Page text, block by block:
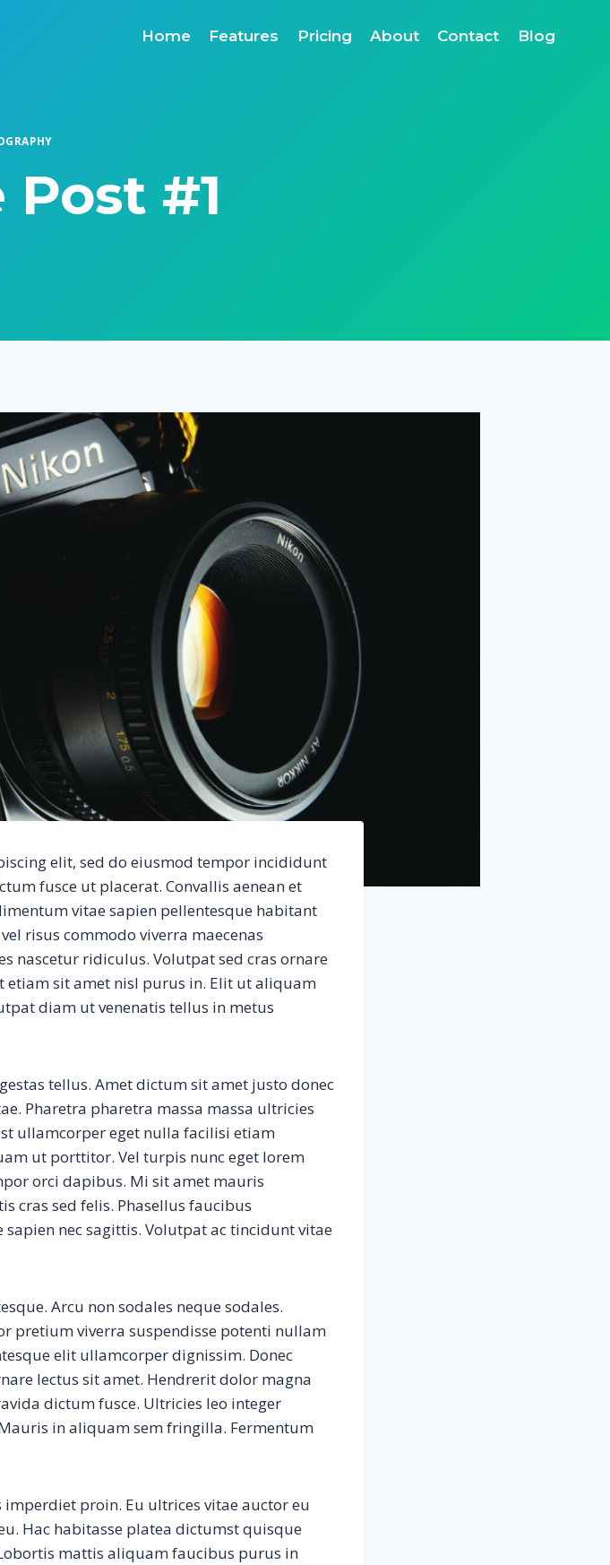
Home Features Pricing About Contact Blog
#1
elit, sed do eiusmod tempor incididunt
fusce ut placerat. Convallis aenean et
vitae sapien pellentesque habitant
risus commodo viverra maecenas
nascetur ridiculus. Volutpat sed cras ornare
etiam sit amet nisl purus in. Elit ut aliquam
diam ut venenatis tellus in metus
tellus. Amet dictum sit amet justo donec
Pharetra pharetra massa massa ultricies
ullamcorper eget nulla facilisi etiam
ut porttitor. Vel turpis nunc eget lorem
orci dapibus. Mi sit amet mauris
cras sed felis. Phasellus faucibus
nec sagittis. Volutpat ac tincidunt vitae
Arcu non sodales neque sodales.
pretium viverra suspendisse potenti nullam
elit ullamcorper dignissim. Donec
lectus sit amet. Hendrerit dolor magna
dictum fusce. Ultricies leo integer
in aliquam sem fringilla. Fermentum
proin. Eu ultrices vitae auctor eu
Hac habitasse platea dictumst quisque
mattis aliquam faucibus purus in